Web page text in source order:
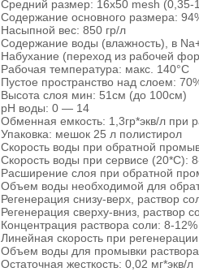
Средний размер: 16х50 mesh (0,35-
Содержание основного размера:
Насыпной вес: 850 гр/л
Содержание воды (влажность), в
Набухание (переход из рабочей
Рабочая температура: макс. 140°С
Пустое пространство над слоем:
Высота слоя мин: 51см (до 100см)
рН воды: 0 — 14
Обменная емкость: 1,3гр*экв/л при
Упаковка: мешок 25 л полистирол
Скорость воды при обратной
Скорость воды при сервисе (20*С):
Расширение слоя при обратной
Объем воды необходимой для
Регенерация снизу-верх, раствор
Регенерация сверху-вниз, раствор
Концентрация раствора соли: 8-12%
Линейная скорость при
Объем воды для промывки
Остаточная жесткость: 0,02 мг*экв/л